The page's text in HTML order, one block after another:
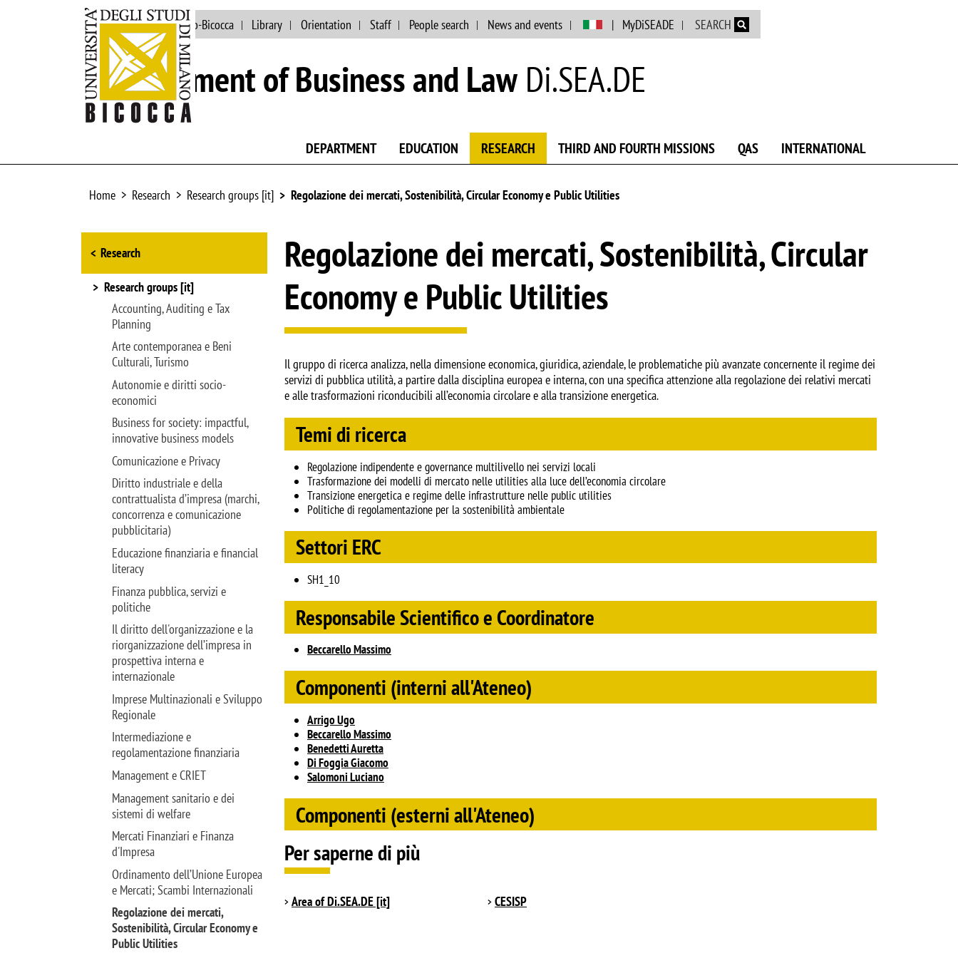
Skip to main content
The University of MIlano-Bicocca Library Orientation Staff People search News and events MyDiSEADE SEARCH
Department of Business and Law Di.SEA.DE
DEPARTMENT EDUCATION RESEARCH THIRD AND FOURTH MISSIONS QAS INTERNATIONAL
Home Research Research groups [it] Regolazione dei mercati, Sostenibilità, Circular Economy e Public Utilities
Browse the section
Research
Research groups [it]
Accounting, Auditing e Tax
Planning
Arte contemporanea e Beni
Culturali, Turismo
Autonomie e diritti socio-
economici
Business for society: impactful,
innovative business models
Comunicazione e Privacy
Diritto industriale e della
contrattualista d’impresa (marchi,
concorrenza e comunicazione
pubblicitaria)
Educazione finanziaria e financial
literacy
Finanza pubblica, servizi e
politiche
Il diritto dell'organizzazione e la
riorganizzazione dell’impresa in
prospettiva interna e
internazionale
Imprese Multinazionali e Sviluppo
Regionale
Intermediazione e
regolamentazione finanziaria
Management e CRIET
Management sanitario e dei
sistemi di welfare
Mercati Finanziari e Finanza
d'Impresa
Ordinamento dell’Unione Europea
e Mercati; Scambi Internazionali
Regolazione dei mercati,
Sostenibilità, Circular Economy e
Public Utilities
Regolazione dei mercati, Sostenibilità, Circular
Economy e Public Utilities
Il gruppo di ricerca analizza, nella dimensione economica, giuridica, aziendale, le problematiche più avanzate concernente il regime dei
servizi di pubblica utilità, a partire dalla disciplina europea e interna, con una specifica attenzione alla regolazione dei relativi mercati
e alle trasformazioni riconducibili all’economia circolare e alla transizione energetica.
Temi di ricerca
Regolazione indipendente e governance multilivello nei servizi locali
Trasformazione dei modelli di mercato nelle utilities alla luce dell’economia circolare
Transizione energetica e regime delle infrastrutture nelle public utilities
Politiche di regolamentazione per la sostenibilità ambientale
Settori ERC
SH1_10
Responsabile Scientifico e Coordinatore
Beccarello Massimo
Componenti (interni all'Ateneo)
Arrigo Ugo
Beccarello Massimo
Benedetti Auretta
Di Foggia Giacomo
Salomoni Luciano
Componenti (esterni all'Ateneo)
Per saperne di più
Area of Di.SEA.DE [it] CESISP